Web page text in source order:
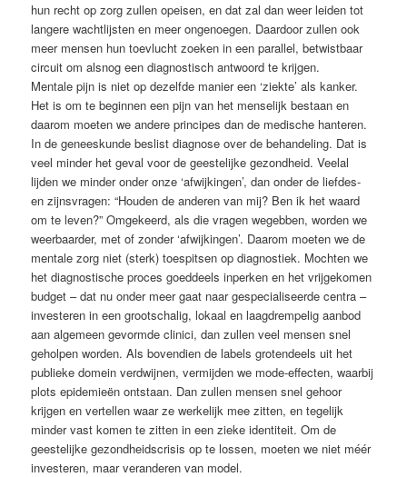
hun recht op zorg zullen op­eisen, en dat zal dan weer leiden tot
langere wachtlijsten en meer ongenoegen. Daardoor zullen ook
meer mensen hun toevlucht zoeken in een parallel, betwistbaar
circuit om alsnog een diagnostisch antwoord te krijgen.
Mentale pijn is niet op dezelfde manier een ‘ziekte’ als kanker.
Het is om te beginnen een pijn van het menselijk bestaan en
daarom moeten we andere principes dan de medische hanteren.
In de geneeskunde beslist diagnose over de behandeling. Dat is
veel minder het geval voor de geeste­lijke gezondheid. Veelal
lijden we minder onder onze ‘afwijkingen’, dan onder de liefdes-
en zijnsvragen: “Houden de anderen van mij? Ben ik het waard
om te leven?” Omgekeerd, als die vragen wegebben, worden we
weerbaarder, met of zonder ‘afwijkingen’. Daarom moeten we de
mentale zorg niet (sterk) toespitsen op diagnostiek. Mochten we
het diagnostische proces goeddeels inperken en het vrijgekomen
budget – dat nu onder meer gaat naar gespecialiseerde centra –
investeren in een groot­schalig, lokaal en laagdrempelig aanbod
aan algemeen gevormde clinici, dan zullen veel mensen snel
geholpen worden. Als bovendien de labels grotendeels uit het
publieke domein verdwijnen, vermijden we mode-effecten, waarbij
plots epidemieën ontstaan. Dan zullen mensen snel gehoor
krijgen en vertellen waar ze werkelijk mee zitten, en tegelijk
minder vast komen te zitten in een zieke identiteit. Om de
geestelijke gezondheidscrisis op te lossen, moeten we niet méér
investeren, maar veranderen van model.